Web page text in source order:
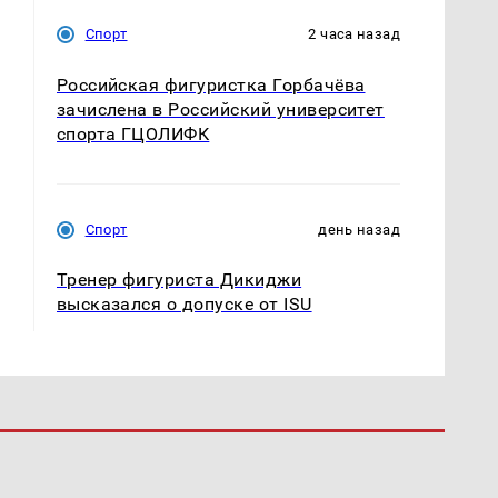
Спорт 2 часа назад
Российская фигуристка Горбачёва
зачислена в Российский университет
спорта ГЦОЛИФК
Спорт день назад
Тренер фигуриста Дикиджи
высказался о допуске от ISU